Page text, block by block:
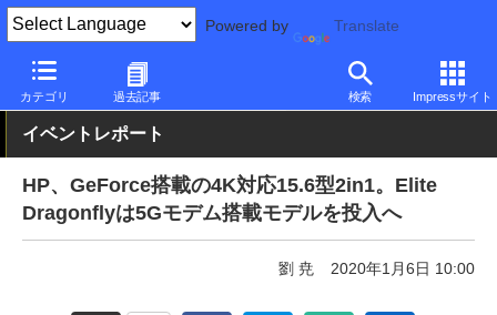
Powered by Translate
カテゴリ 過去記事 検索 Impressサイト
PC Watch イベント
イベントレポート
HP、GeForce搭載の4K対応15.6型2in1。Elite
Dragonflyは5Gモデム搭載モデルを投入へ
劉 尭 2020年1月6日 10:00